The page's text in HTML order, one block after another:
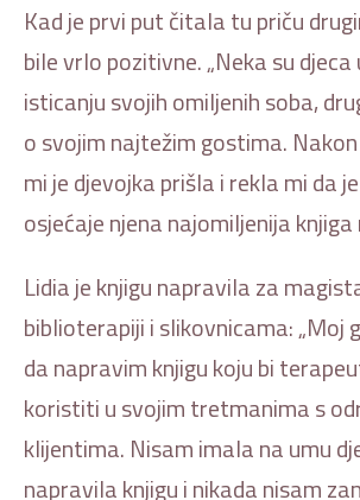
Kad je prvi put čitala tu priču
bile vrlo pozitivne. „Neka su
isticanju svojih omiljenih soba,
o svojim najtežim gostima.
mi je djevojka prišla i rekla mi da
osjećaje njena najomiljenija knjiga
Lidia je knjigu napravila za
biblioterapiji i slikovnicama: „Moj
da napravim knjigu koju bi
koristiti u svojim tretmanima s
klijentima. Nisam imala na umu
napravila knjigu i nikada nisam